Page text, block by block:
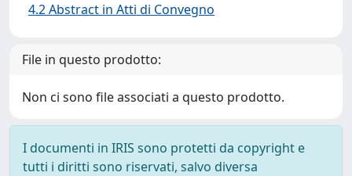
4.2 Abstract in Atti di Convegno
File in questo prodotto:
Non ci sono file associati a questo prodotto.
I documenti in IRIS sono protetti da copyright e
tutti i diritti sono riservati, salvo diversa